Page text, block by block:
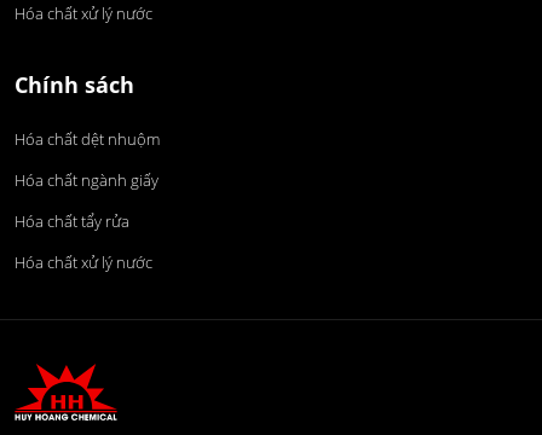
Hóa chất xử lý nước
Chính sách
Hóa chất dệt nhuộm
Hóa chất ngành giấy
Hóa chất tẩy rửa
Hóa chất xử lý nước